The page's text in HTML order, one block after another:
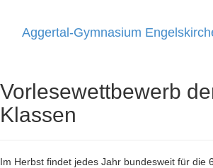
Aggertal-Gymnasium
Vorlesewettbewerb
Klassen
Im Herbst findet jedes Jahr bundesweit für die